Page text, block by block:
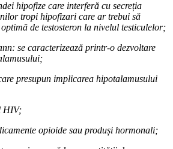
hipofize care interferă cu secreția
tropi hipofizari care ar trebui să
de testosteron la nivelul testiculelor;
se caracterizează printr-o dezvoltare
presupun implicarea hipotalamusului
HIV;
opioide sau produși hormonali;